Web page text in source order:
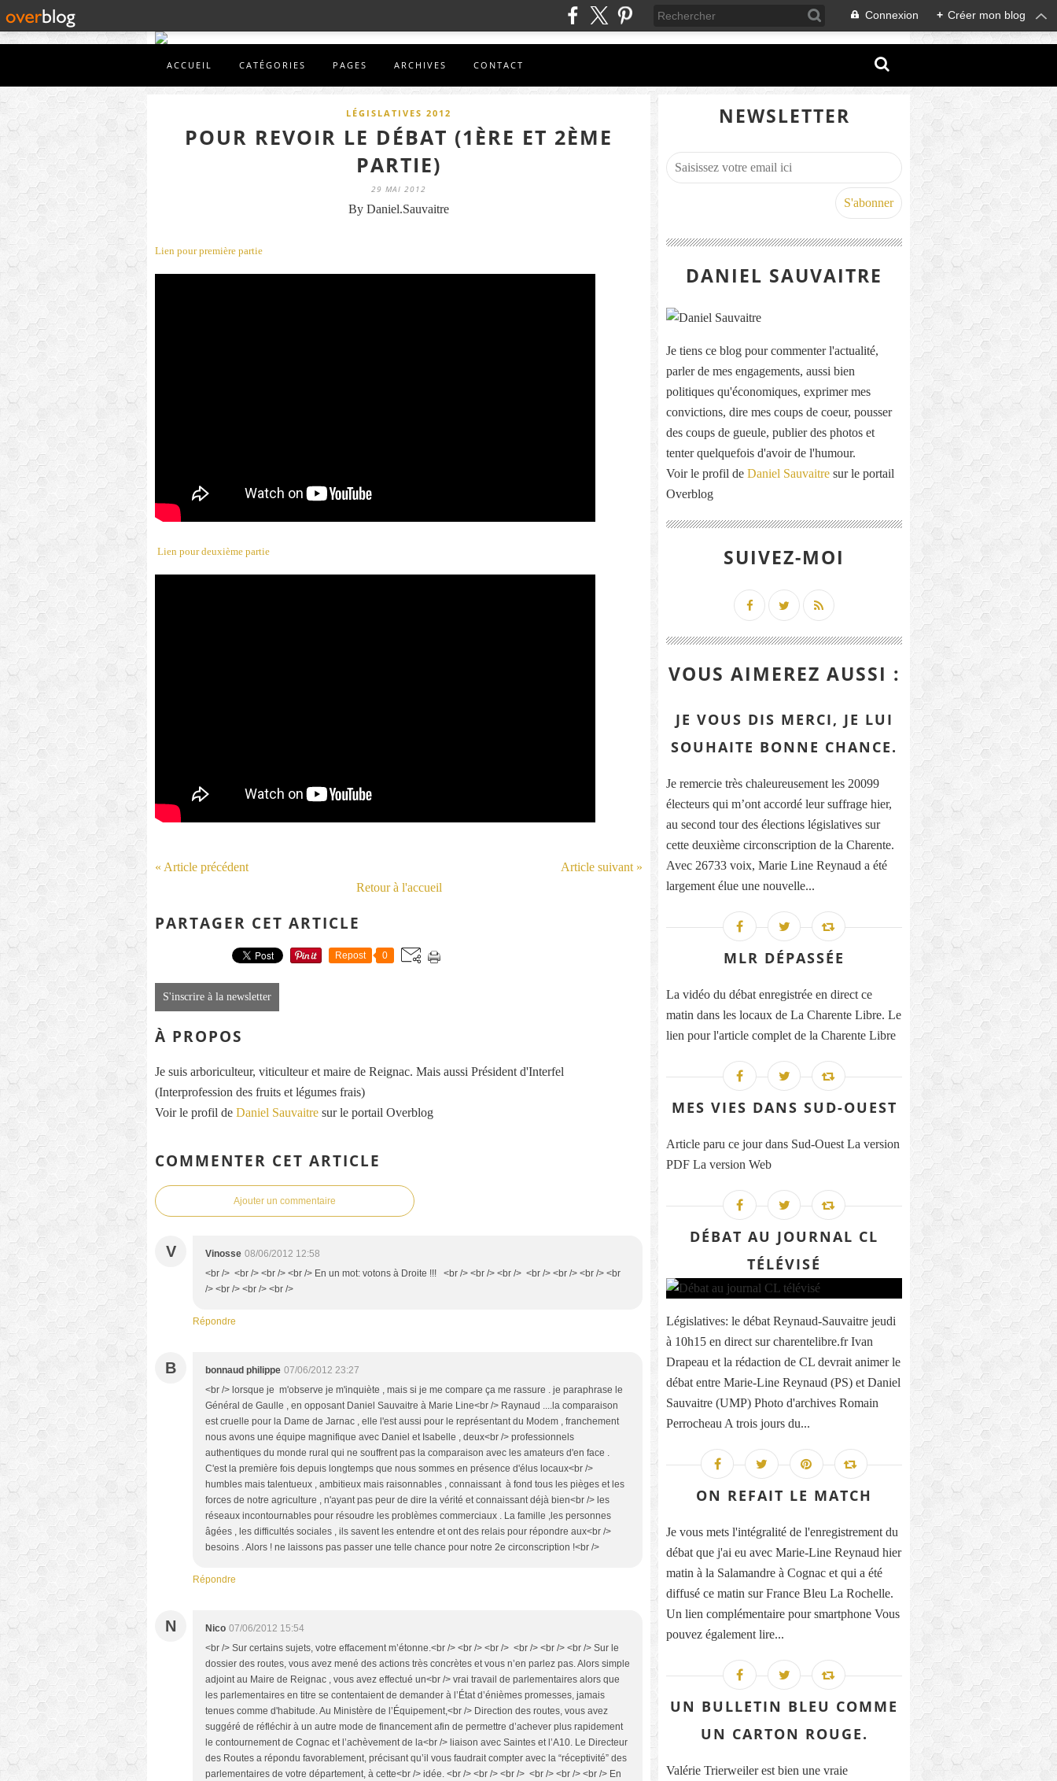
Connexion + Créer mon blog
ACCUEIL CATÉGORIES PAGES ARCHIVES CONTACT
LÉGISLATIVES 2012
POUR REVOIR LE DÉBAT (1ÈRE ET 2ÈME
PARTIE)
29 MAI 2012
By Daniel.Sauvaitre
Lien pour première partie
Lien pour deuxième partie
« Article précédent
Article suivant »
Retour à l'accueil
PARTAGER CET ARTICLE
Repost 0
S'inscrire à la newsletter
À PROPOS
Je suis arboriculteur, viticulteur et maire de Reignac. Mais aussi Président d'Interfel
(Interprofession des fruits et légumes frais)
Voir le profil de Daniel Sauvaitre sur le portail Overblog
COMMENTER CET ARTICLE
Ajouter un commentaire
V Vinosse 08/06/2012 12:58
<br /> <br /> <br /> <br /> En un mot: votons à Droite !!! <br /> <br /> <br /> <br /> <br /> <br /> <br
/> <br /> <br /> <br />
Répondre
B bonnaud philippe 07/06/2012 23:27
<br /> lorsque je m'observe je m'inquiète , mais si je me compare ça me rassure . je paraphrase le
Général de Gaulle , en opposant Daniel Sauvaitre à Marie Line<br /> Raynaud ....la comparaison
est cruelle pour la Dame de Jarnac , elle l'est aussi pour le représentant du Modem , franchement
nous avons une équipe magnifique avec Daniel et Isabelle , deux<br /> professionnels
authentiques du monde rural qui ne souffrent pas la comparaison avec les amateurs d'en face .
C'est la première fois depuis longtemps que nous sommes en présence d'élus locaux<br />
humbles mais talentueux , ambitieux mais raisonnables , connaissant à fond tous les pièges et les
forces de notre agriculture , n'ayant pas peur de dire la vérité et connaissant déjà bien<br /> les
réseaux incontournables pour résoudre les problèmes commerciaux . La famille ,les personnes
âgées , les difficultés sociales , ils savent les entendre et ont des relais pour répondre aux<br />
besoins . Alors ! ne laissons pas passer une telle chance pour notre 2e circonscription !<br />
Répondre
N Nico 07/06/2012 15:54
<br /> Sur certains sujets, votre effacement m’étonne.<br /> <br /> <br /> <br /> <br /> <br /> Sur le
dossier des routes, vous avez mené des actions très concrètes et vous n’en parlez pas. Alors simple
adjoint au Maire de Reignac , vous avez effectué un<br /> vrai travail de parlementaires alors que
les parlementaires en titre se contentaient de demander à l’État d’énièmes promesses, jamais
tenues comme d'habitude. Au Ministère de l’Équipement,<br /> Direction des routes, vous avez
suggéré de réfléchir à un autre mode de financement afin de permettre d’achever plus rapidement
le contournement de Cognac et l’achèvement de la<br /> liaison avec Saintes et l’A10. Le Directeur
des Routes a répondu favorablement, précisant qu’il vous faudrait compter avec la “réceptivité” des
parlementaires de votre département, à cette<br /> idée. <br /> <br /> <br /> <br /> <br /> <br /> En
NEWSLETTER
DANIEL SAUVAITRE
Je tiens ce blog pour commenter l'actualité,
parler de mes engagements, aussi bien
politiques qu'économiques, exprimer mes
convictions, dire mes coups de coeur, pousser
des coups de gueule, publier des photos et
tenter quelquefois d'avoir de l'humour.
Voir le profil de Daniel Sauvaitre sur le portail
Overblog
SUIVEZ-MOI
VOUS AIMEREZ AUSSI :
JE VOUS DIS MERCI, JE LUI
SOUHAITE BONNE CHANCE.
Je remercie très chaleureusement les 20099
électeurs qui m’ont accordé leur suffrage hier,
au second tour des élections législatives sur
cette deuxième circonscription de la Charente.
Avec 26733 voix, Marie Line Reynaud a été
largement élue une nouvelle...
MLR DÉPASSÉE
La vidéo du débat enregistrée en direct ce
matin dans les locaux de La Charente Libre. Le
lien pour l'article complet de la Charente Libre
MES VIES DANS SUD-OUEST
Article paru ce jour dans Sud-Ouest La version
PDF La version Web
DÉBAT AU JOURNAL CL
TÉLÉVISÉ
Législatives: le débat Reynaud-Sauvaitre jeudi
à 10h15 en direct sur charentelibre.fr Ivan
Drapeau et la rédaction de CL devrait animer le
débat entre Marie-Line Reynaud (PS) et Daniel
Sauvaitre (UMP) Photo d'archives Romain
Perrocheau A trois jours du...
ON REFAIT LE MATCH
Je vous mets l'intégralité de l'enregistrement du
débat que j'ai eu avec Marie-Line Reynaud hier
matin à la Salamandre à Cognac et qui a été
diffusé ce matin sur France Bleu La Rochelle.
Un lien complémentaire pour smartphone Vous
pouvez également lire...
UN BULLETIN BLEU COMME
UN CARTON ROUGE.
Valérie Trierweiler est bien une vraie